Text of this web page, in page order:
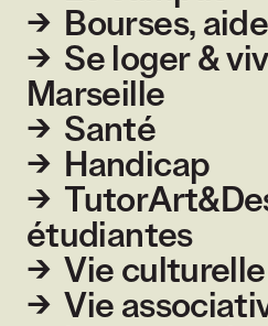
Bourses,
Se loger &
Marseille
Santé
Handicap
étudiantes
Vie
Vie